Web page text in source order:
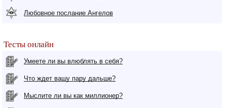
Любовное послание Ангелов
Тесты онлайн
Умеете ли вы влюблять в себя?
Что ждет вашу пару дальше?
Мыслите ли вы как миллионер?